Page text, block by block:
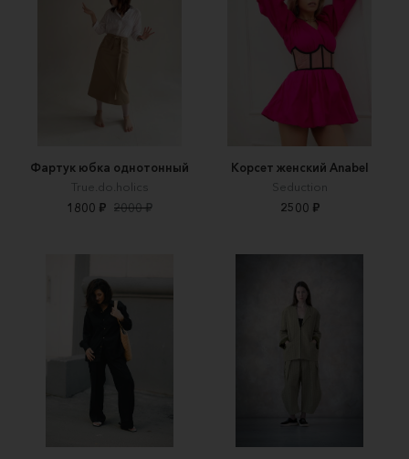
Фартук юбка однотонный
True.do.holics
1800 ₽ 2000 ₽
Корсет женский Anabel
Seduction
2500 ₽